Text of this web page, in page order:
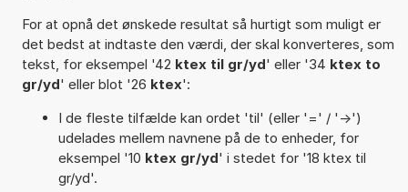
For at opnå det ønskede resultat så hurtigt som muligt er
det bedst at indtaste den værdi, der skal konverteres, som
tekst, for eksempel '42 ktex til gr/yd' eller '34 ktex to
gr/yd' eller blot '26 ktex':
I de fleste tilfælde kan ordet 'til' (eller '=' / '->')
udelades mellem navnene på de to enheder, for
eksempel '10 ktex gr/yd' i stedet for '18 ktex til
gr/yd'.